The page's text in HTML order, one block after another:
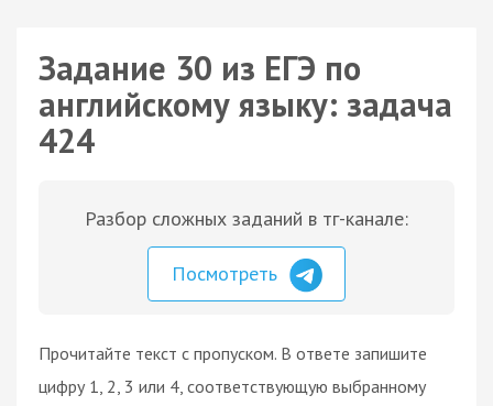
Задание 30 из ЕГЭ по
английскому языку: задача
424
Разбор сложных заданий в тг-канале:
Посмотреть
Прочитайте текст с пропуском. В ответе запишите
цифру 1, 2, 3 или 4, соответствующую выбранному